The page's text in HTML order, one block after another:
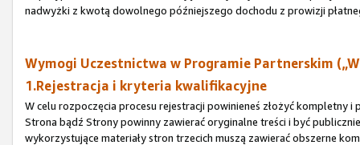
nadwyżki z kwotą dowolnego późniejszego dochodu z prowizji
Wymogi Uczestnictwa w Programie Partnerskim
1.Rejestracja i kryteria kwalifikacyjne
W celu rozpoczęcia procesu rejestracji powinieneś złożyć kompletny
Strona bądź Strony powinny zawierać oryginalne treści i być
wykorzystujące materiały stron trzecich muszą zawierać obszerne